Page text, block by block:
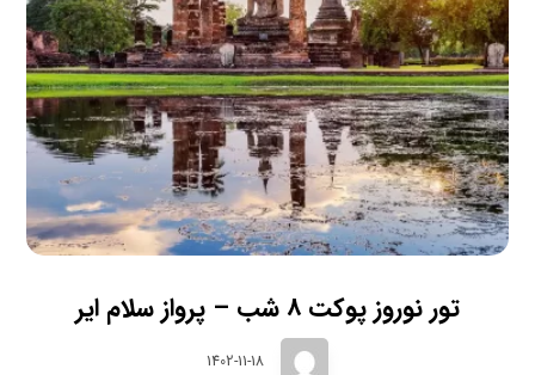
تور نوروز پوکت 8 شب – پرواز سلام ایر
1402-11-18